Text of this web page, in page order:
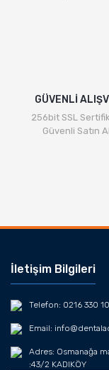
GÜVENLİ
256bit SSL
Güvenli Satın
İletişim Bilgileri
Telefon: 0216 330
Email:
Adres: Osmanağa
:43/2 KADIKÖY